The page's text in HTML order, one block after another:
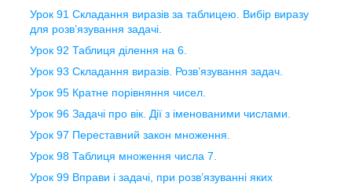
Урок 91 Складання виразів за таблицею. Вибір виразу
для розв’язування задачі.
Урок 92 Таблиця ділення на 6.
Урок 93 Складання виразів. Розв’язування задач.
Урок 95 Кратне порівняння чисел.
Урок 96 Задачі про вік. Дії з іменованими числами.
Урок 97 Переставний закон множення.
Урок 98 Таблиця множення числа 7.
Урок 99 Вправи і задачі, при розв’язуванні яких